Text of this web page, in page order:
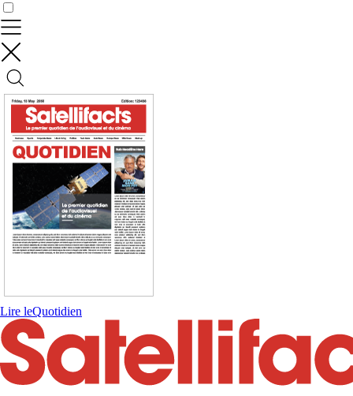
Lire leQuotidien
Contrôler vos données